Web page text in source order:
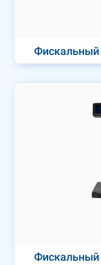
Фискальный
Фискальный